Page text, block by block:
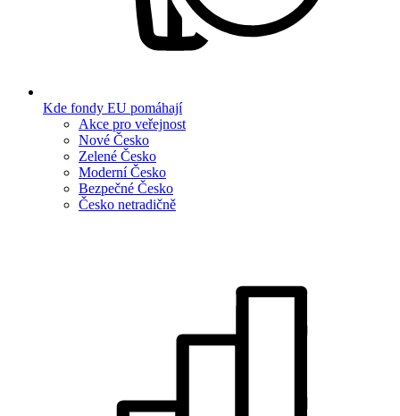
Kde fondy EU pomáhají
Akce pro veřejnost
Nové Česko
Zelené Česko
Moderní Česko
Bezpečné Česko
Česko netradičně